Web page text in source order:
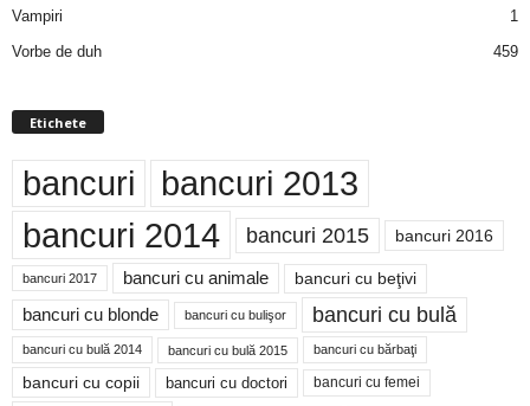
Vampiri
1
Vorbe de duh
459
Etichete
bancuri bancuri 2013
bancuri 2014 bancuri 2015 bancuri 2016
bancuri 2017 bancuri cu animale bancuri cu beţivi
bancuri cu blonde bancuri cu bulişor bancuri cu bulă
bancuri cu bulă 2014 bancuri cu bulă 2015 bancuri cu bărbaţi
bancuri cu copii bancuri cu doctori bancuri cu femei